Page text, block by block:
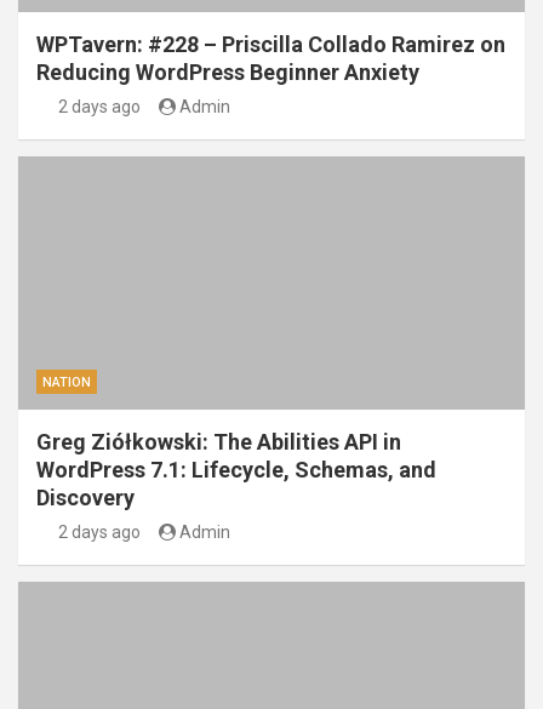
WPTavern: #228 – Priscilla Collado Ramirez on
Reducing WordPress Beginner Anxiety
2 days ago Admin
NATION
Greg Ziółkowski: The Abilities API in
WordPress 7.1: Lifecycle, Schemas, and
Discovery
2 days ago Admin